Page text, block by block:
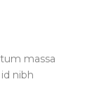
massa
nibh